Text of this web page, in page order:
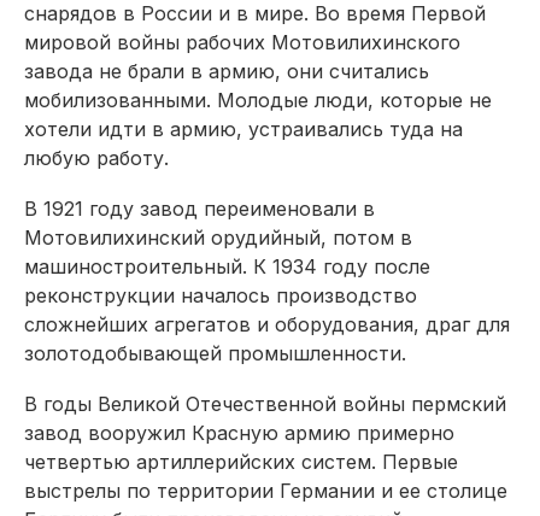
снарядов в России и в мире. Во время Первой
мировой войны рабочих Мотовилихинского
завода не брали в армию, они считались
мобилизованными. Молодые люди, которые не
хотели идти в армию, устраивались туда на
любую работу.
В 1921 году завод переименовали в
Мотовилихинский орудийный, потом в
машиностроительный. К 1934 году после
реконструкции началось производство
сложнейших агрегатов и оборудования, драг для
золотодобывающей промышленности.
В годы Великой Отечественной войны пермский
завод вооружил Красную армию примерно
четвертью артиллерийских систем. Первые
выстрелы по территории Германии и ее столице